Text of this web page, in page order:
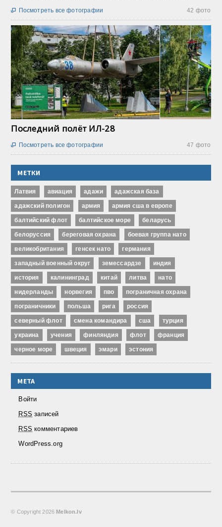
42 фото
 Посмотреть все фотографии
Последний полёт ИЛ-28
47 фото
 Посмотреть все фотографии
МЕТКИ
Латвия авиация адажи адажская база
адажский полигон армия армия сша в европе
балтийский флот балтийское море беларусь
белоруссия береговая охрана боевая группа нато
великобритания генсек нато германия
западный военный округ земессардзе индия
история калининград китай литва нато
нидерланды норвегия пво пограничная охрана
пограничники польша рига россия
северный флот смена командира сша турция
украина учения финляндия флот франция
черное море швеция эмари эстония
МЕТА
Войти
RSS записей
RSS комментариев
WordPress.org
© Copyright 2026 Melkon.lv